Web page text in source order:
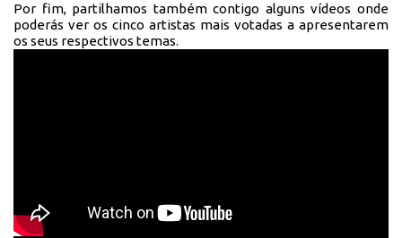
Por fim, partilhamos também contigo alguns vídeos onde
poderás ver os cinco artistas mais votadas a apresentarem
os seus respectivos temas.